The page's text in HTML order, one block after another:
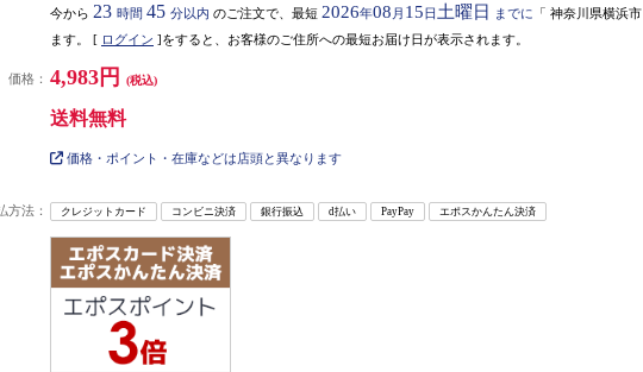
今から 23 時間 45 分以内 のご注文で、最短 2026年08 月 15日 土曜日 までに 「 神奈川県横浜市
ます。 [ ログイン ]をすると、お客様のご住所への最短お届け日が表示されます。
価格： 4,983円 (税込)
送料無料
価格・ポイント・在庫などは店頭と異なります
方法： クレジットカード コンビニ決済 銀行振込 d払い PayPay エポスかんたん決済